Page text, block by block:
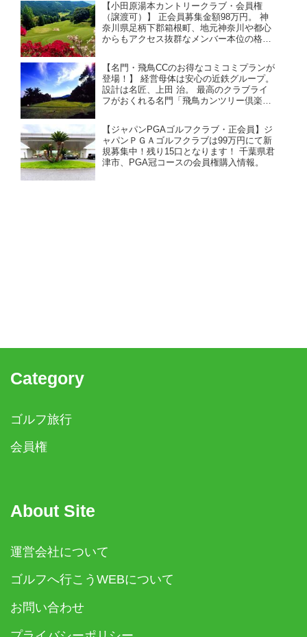
【小田原湯本カントリークラブ・会員権
（譲渡可）】 正会員募集金額98万円。 神
奈川県足柄下郡箱根町、地元神奈川や都心
からもアクセス抜群なメンバー本位の格式
【名門・飛鳥CCのお得なコミコミプランが
登場！】 経営母体は安心の近鉄グループ。
設計は名匠、上田 治。 最高のクラブライ
フがおくれる名門「飛鳥カンツリー倶楽
スが充実、電車でも行きやすい。
【ジャパンPGAゴルフクラブ・正会員】ジ
ャパンＰＧＡゴルフクラブは99万円にて新
規募集中！残り15口となります！ 千葉県君
津市、PGA冠コースの会員権購入情報。
Category
ゴルフ旅行
会員権
About Site
運営会社について
ゴルフへ行こうWEBについて
お問い合わせ